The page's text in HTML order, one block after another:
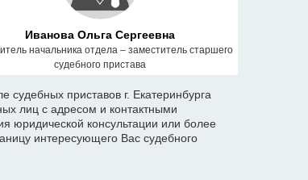
Иванова Ольга Сергеевна
начальника отдела – заместитель старшего
судебного пристава
приставов г. Екатеринбурга
лиц с адресом и контактными
юридической консультации или более
интересующего Вас судебного